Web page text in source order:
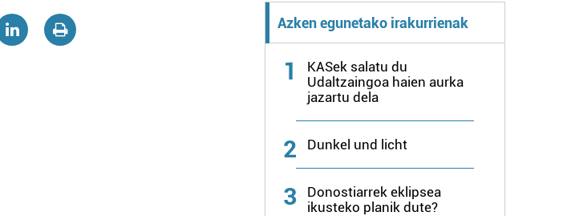
Azken egunetako irakurrienak
1
KASek salatu du
Udaltzaingoa haien aurka
jazartu dela
2 Dunkel und licht
3
Donostiarrek eklipsea
ikusteko planik dute?